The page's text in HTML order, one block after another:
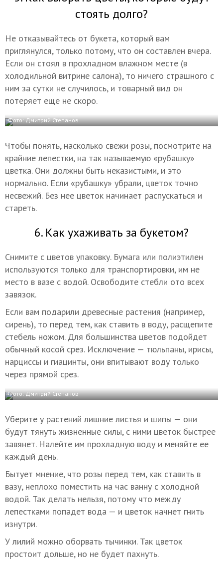
стоять долго?
Не отказывайтесь от букета, который вам
приглянулся, только потому, что он составлен вчера.
Если он стоял в прохладном влажном месте (в
холодильной витрине салона), то ничего страшного с
ним за сутки не случилось, и товарный вид он
потеряет еще не скоро.
Фото: Дмитрий Степанов
Чтобы понять, насколько свежи розы, посмотрите на
крайние лепестки, на так называемую «рубашку»
цветка. Они должны быть неказистыми, и это
нормально. Если «рубашку» убрали, цветок точно
несвежий. Без нее цветок начинает распускаться и
стареть.
6. Как ухаживать за букетом?
Снимите с цветов упаковку. Бумага или полиэтилен
используются только для транспортировки, им не
место в вазе с водой. Освободите стебли ото всех
завязок.
Если вам подарили древесные растения (например,
сирень), то перед тем, как ставить в воду, расщепите
стебель ножом. Для большинства цветов подойдет
обычный косой срез. Исключение — тюльпаны, ирисы,
нарциссы и гиацинты, они впитывают воду только
через прямой срез.
Фото: Дмитрий Степанов
Уберите у растений лишние листья и шипы — они
будут тянуть жизненные силы, с ними цветок быстрее
завянет. Налейте им прохладную воду и меняйте ее
каждый день.
Бытует мнение, что розы перед тем, как ставить в
вазу, неплохо поместить на час ванну с холодной
водой. Так делать нельзя, потому что между
лепестками попадет вода — и цветок начнет гнить
изнутри.
У лилий можно оборвать тычинки. Так цветок
простоит дольше, но не будет пахнуть.